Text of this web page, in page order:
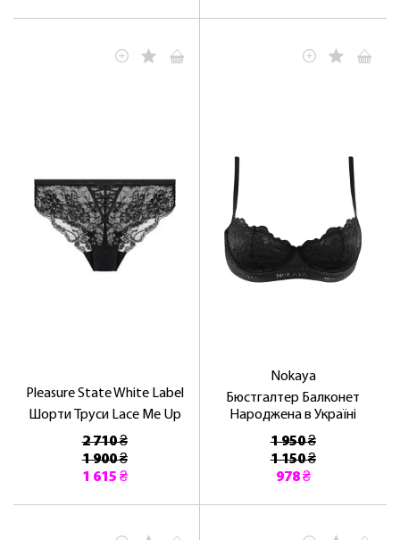
Pleasure State White Label
Шорти Труси Lace Me Up
2 710 ₴
1 900 ₴
1 615 ₴
Nokaya
Бюстгалтер Балконет
Народжена в Україні
1 950 ₴
1 150 ₴
978 ₴